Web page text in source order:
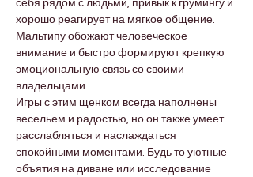
себя рядом с людьми, привык к грумингу и
хорошо реагирует на мягкое общение.
Мальтипу обожают человеческое
внимание и быстро формируют крепкую
эмоциональную связь со своими
владельцами.
Игры с этим щенком всегда наполнены
весельем и радостью, но он также умеет
расслабляться и наслаждаться
спокойными моментами. Будь то уютные
объятия на диване или исследование